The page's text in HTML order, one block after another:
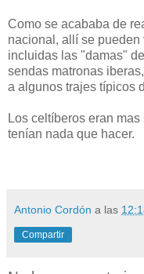
Como se acababa de
nacional, allí se pueden
incluidas las "damas"
sendas matronas
a algunos trajes típicos
Los celtíberos eran
tenían nada que hacer.
Antonio Cordón a las
Compartir